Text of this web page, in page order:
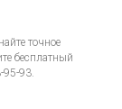
точное
бесплатный
93.